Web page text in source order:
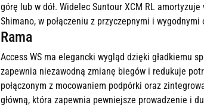
górę lub w dół. Widelec Suntour XCM RL
Shimano, w połączeniu z przyczepnymi i
Rama
Access WS ma elegancki wygląd dzięki gładkiemu
zapewnia niezawodną zmianę biegów i redukuje
połączonym z mocowaniem podpórki oraz
główną, która zapewnia pewniejsze prowadzenie i